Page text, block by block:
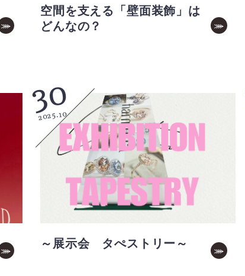
空間を支える「壁面装飾」は
どんなの？
30
2025.10
～展示会 タぺストリー～